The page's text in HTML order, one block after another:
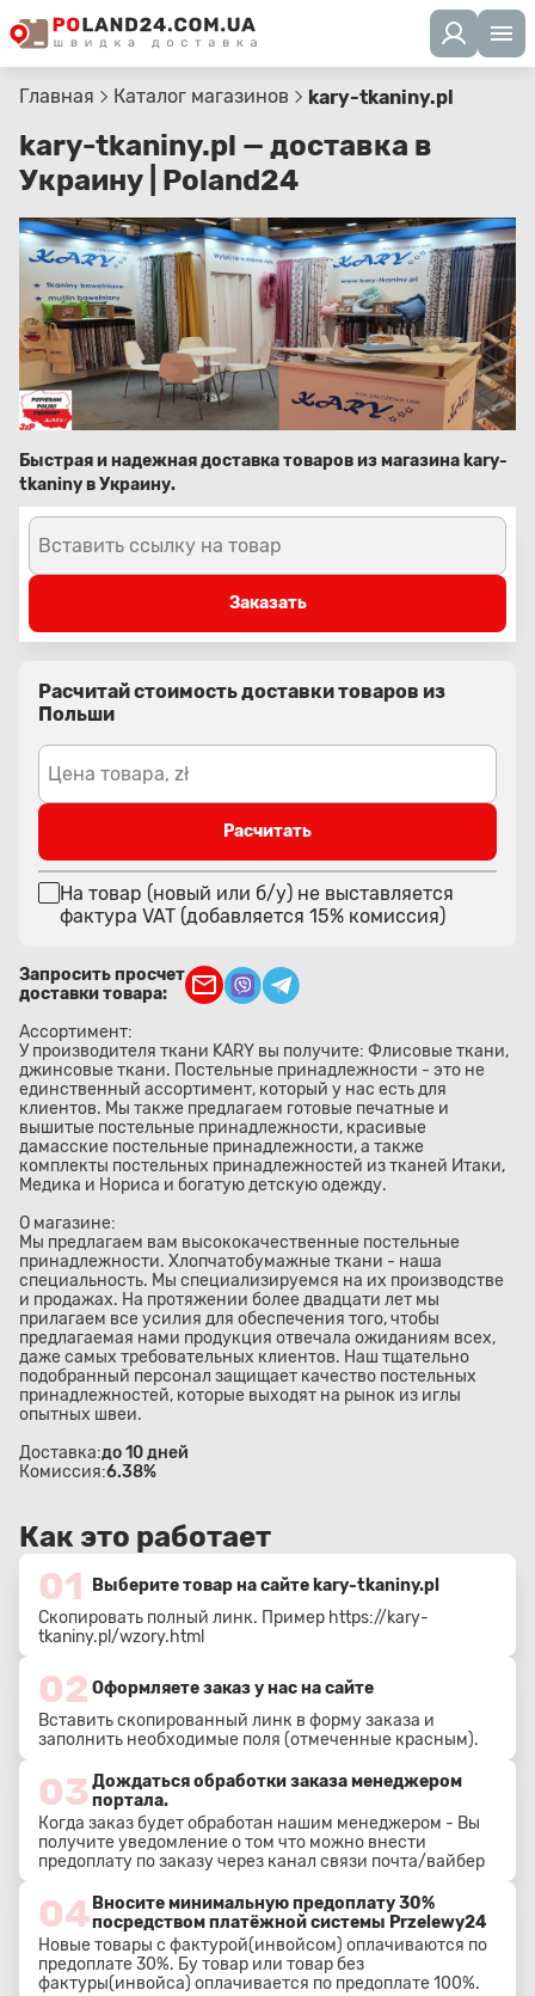
Главная Каталог магазинов kary-tkaniny.pl
kary-tkaniny.pl — доставка в
Украину | Poland24
Быстрая и надежная доставка товаров из магазина kary-
tkaniny в Украину.
Вставить ссылку на товар
Заказать
Расчитай стоимость доставки товаров из
Польши
Цена товара, zł
Расчитать
На товар (новый или б/у) не выставляется
фактура VAT (добавляется 15% комиссия)
Запросить просчет
доставки товара:
Ассортимент:
У производителя ткани KARY вы получите: Флисовые ткани,
джинсовые ткани. Постельные принадлежности - это не
единственный ассортимент, который у нас есть для
клиентов. Мы также предлагаем готовые печатные и
вышитые постельные принадлежности, красивые
дамасские постельные принадлежности, а также
комплекты постельных принадлежностей из тканей Итаки,
Медика и Нориса и богатую детскую одежду.
О магазине:
Мы предлагаем вам высококачественные постельные
принадлежности. Хлопчатобумажные ткани - наша
специальность. Мы специализируемся на их производстве
и продажах. На протяжении более двадцати лет мы
прилагаем все усилия для обеспечения того, чтобы
предлагаемая нами продукция отвечала ожиданиям всех,
даже самых требовательных клиентов. Наш тщательно
подобранный персонал защищает качество постельных
принадлежностей, которые выходят на рынок из иглы
опытных швеи.
Доставка:до 10 дней
Комиссия:6.38%
Как это работает
01
Выберите товар на сайте kary-tkaniny.pl
Скопировать полный линк. Пример https://kary-
tkaniny.pl/wzory.html
02 Оформляете заказ у нас на сайте
Вставить скопированный линк в форму заказа и
заполнить необходимые поля (отмеченные красным).
03Дождаться обработки заказа менеджером
портала.
Когда заказ будет обработан нашим менеджером - Вы
получите уведомление о том что можно внести
предоплату по заказу через канал связи почта/вайбер
04 Вносите минимальную предоплату 30%
посредством платёжной системы Przelewy24
Новые товары с фактурой(инвойсом) оплачиваются по
предоплате 30%. Бу товар или товар без
фактуры(инвойса) оплачивается по предоплате 100%.